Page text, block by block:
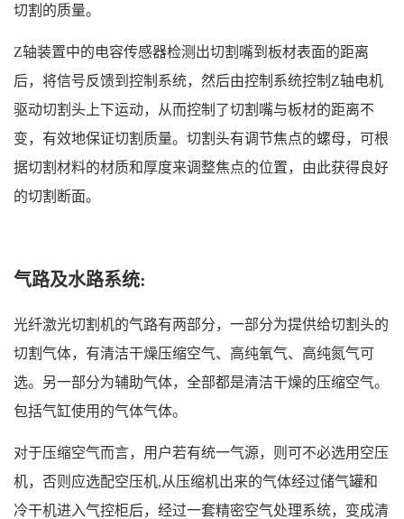
切割的质量。
Z轴装置中的电容传感器检测出切割嘴到板材表面的距离
后，将信号反馈到控制系统，然后由控制系统控制Z轴电机
驱动切割头上下运动，从而控制了切割嘴与板材的距离不
变，有效地保证切割质量。切割头有调节焦点的螺母，可根
据切割材料的材质和厚度来调整焦点的位置，由此获得良好
的切割断面。
气路及水路系统:
光纤激光切割机的气路有两部分，一部分为提供给切割头的
切割气体，有清洁干燥压缩空气、高纯氧气、高纯氮气可
选。另一部分为辅助气体，全部都是清洁干燥的压缩空气。
包括气缸使用的气体气体。
对于压缩空气而言，用户若有统一气源，则可不必选用空压
机，否则应选配空压机,从压缩机出来的气体经过储气罐和
冷干机进入气控柜后，经过一套精密空气处理系统，变成清